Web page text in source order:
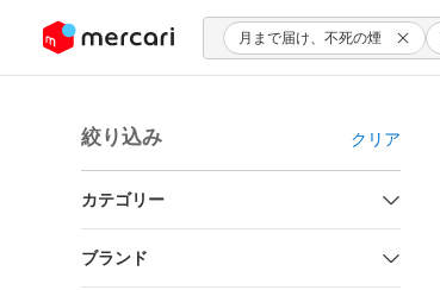
ツにスキップ 月まで届け、不死の煙
絞り込み クリア
カテゴリー
ブランド